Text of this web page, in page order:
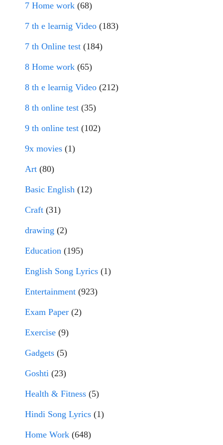
7 Home work (68)
7 th e learnig Video (183)
7 th Online test (184)
8 Home work (65)
8 th e learnig Video (212)
8 th online test (35)
9 th online test (102)
9x movies (1)
Art (80)
Basic English (12)
Craft (31)
drawing (2)
Education (195)
English Song Lyrics (1)
Entertainment (923)
Exam Paper (2)
Exercise (9)
Gadgets (5)
Goshti (23)
Health & Fitness (5)
Hindi Song Lyrics (1)
Home Work (648)